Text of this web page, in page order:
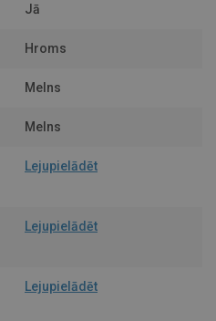
Jā
Hroms
Melns
Melns
Lejupielādēt
Lejupielādēt
Lejupielādēt